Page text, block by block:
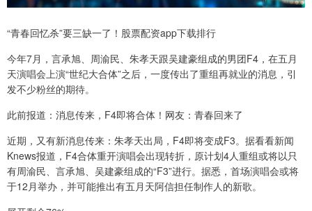
“青春回忆杀”要三缺一了！股票配资app下载排行
今年7月，言承旭、周渝民、朱孝天跟吴建豪组成的男团F4，在五月
天演唱会上演“世纪大合体”之后，一度传出了重组再就业的消息，引
发不少粉丝的期待。
此前报道：消息传来，F4即将合体！网友：青春回来了
近期，又有新消息传来：朱孝天出局，F4即将变成F3。据看看新闻
Knews报道，F4合体重开演唱会出现转折，原计划4人重组或将以只
有周渝民、言承旭、吴建豪组成的“F3”进行。据悉，首场演唱会或将
于12月举办，并可能推出有五月天阿信担任制作人的新歌。